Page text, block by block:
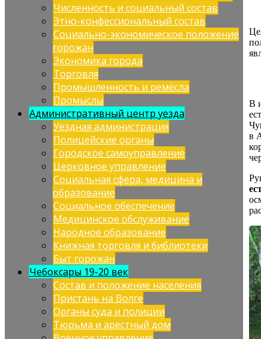
Численность и социальный состав
Этно-конфессиональный состав
Социально-экономическое положение
горожан
Экономика города
Торговля
Промышленность и ремёсла
Промыслы
Административный центр уезда
Уездная администрация
Полицейские органы
Городское самоуправление
Церковное управление
Социальная сфера, медицина и
образование
Социальное обеспечение
Медицинское обслуживание
Народное образование
Книжная торговля и библиотеки
Быт горожан
Чебоксары 19-20 век
Состав и положение населения
Пристань на Волге
Органы суда и полиции
Тюрьма и арестный дом
В
в